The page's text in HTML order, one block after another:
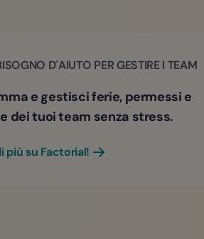
D´AIUTO PER GESTIRE I TEAM
e gestisci ferie, permessi e
dei tuoi team senza stress.
più su Factorial!